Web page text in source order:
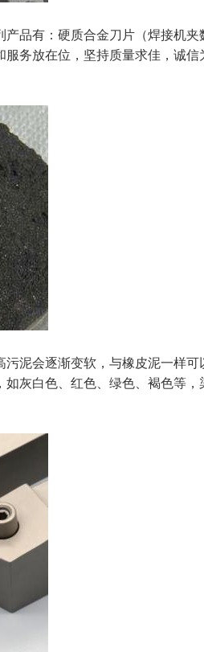
品有：硬质合金刀片（焊接机
务放在位，坚持质量求佳，诚
泥会逐渐变软，与橡皮泥一样
灰白色、红色、绿色、褐色等